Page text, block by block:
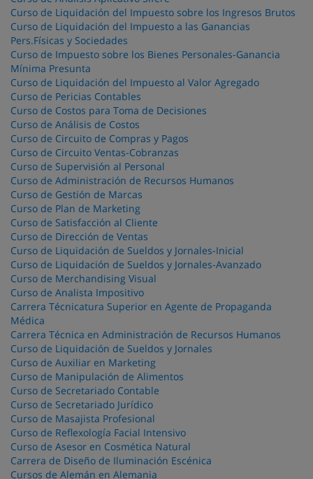
Curso de Liquidación del Impuesto sobre los Ingresos Brutos
Curso de Liquidación del Impuesto a las Ganancias
Pers.Físicas y Sociedades
Curso de Impuesto sobre los Bienes Personales-Ganancia
Mínima Presunta
Curso de Liquidación del Impuesto al Valor Agregado
Curso de Pericias Contables
Curso de Costos para Toma de Decisiones
Curso de Análisis de Costos
Curso de Circuito de Compras y Pagos
Curso de Circuito Ventas-Cobranzas
Curso de Supervisión al Personal
Curso de Administración de Recursos Humanos
Curso de Gestión de Marcas
Curso de Plan de Marketing
Curso de Satisfacción al Cliente
Curso de Dirección de Ventas
Curso de Liquidación de Sueldos y Jornales-Inicial
Curso de Liquidación de Sueldos y Jornales-Avanzado
Curso de Merchandising Visual
Curso de Analista Impositivo
Carrera Técnicatura Superior en Agente de Propaganda
Médica
Carrera Técnica en Administración de Recursos Humanos
Curso de Liquidación de Sueldos y Jornales
Curso de Auxiliar en Marketing
Curso de Manipulación de Alimentos
Curso de Secretariado Contable
Curso de Secretariado Jurídico
Curso de Masajista Profesional
Curso de Reflexología Facial Intensivo
Curso de Asesor en Cosmética Natural
Carrera de Diseño de Iluminación Escénica
Cursos de Alemán en Alemania